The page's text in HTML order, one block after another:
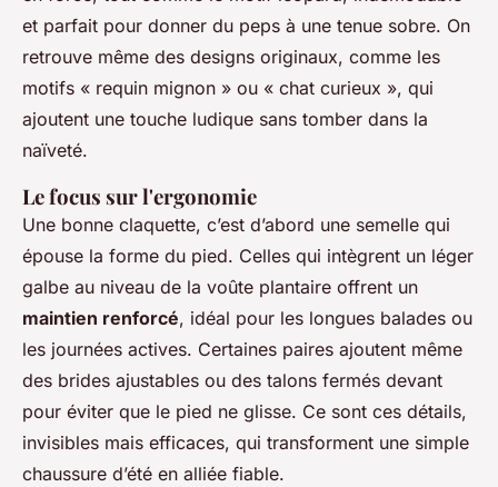
et parfait pour donner du peps à une tenue sobre. On
retrouve même des designs originaux, comme les
motifs « requin mignon » ou « chat curieux », qui
ajoutent une touche ludique sans tomber dans la
naïveté.
Le focus sur l'ergonomie
Une bonne claquette, c’est d’abord une semelle qui
épouse la forme du pied. Celles qui intègrent un léger
galbe au niveau de la voûte plantaire offrent un
maintien renforcé, idéal pour les longues balades ou
les journées actives. Certaines paires ajoutent même
des brides ajustables ou des talons fermés devant
pour éviter que le pied ne glisse. Ce sont ces détails,
invisibles mais efficaces, qui transforment une simple
chaussure d’été en alliée fiable.